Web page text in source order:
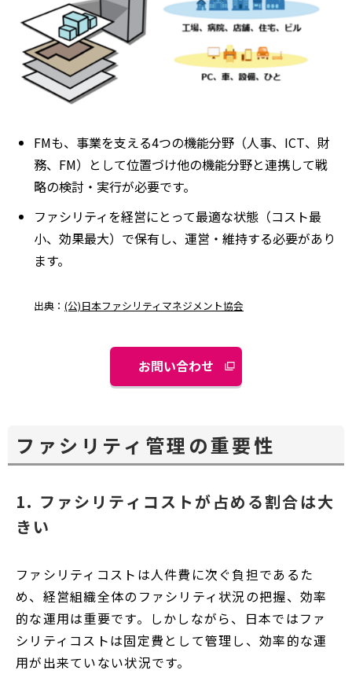
FMも、事業を支える4つの機能分野（人事、ICT、財
務、FM）として位置づけ他の機能分野と連携して戦
略の検討・実行が必要です。
ファシリティを経営にとって最適な状態（コスト最
小、効果最大）で保有し、運営・維持する必要があり
ます。
出典： (公)日本ファシリティマネジメント協会
お問い合わせ
ファシリティ管理の重要性
1. ファシリティコストが占める割合は大
きい
ファシリティコストは人件費に次ぐ負担であるた
め、経営組織全体のファシリティ状況の把握、効率
的な運用は重要です。しかしながら、日本ではファ
シリティコストは固定費として管理し、効率的な運
用が出来ていない状況です。